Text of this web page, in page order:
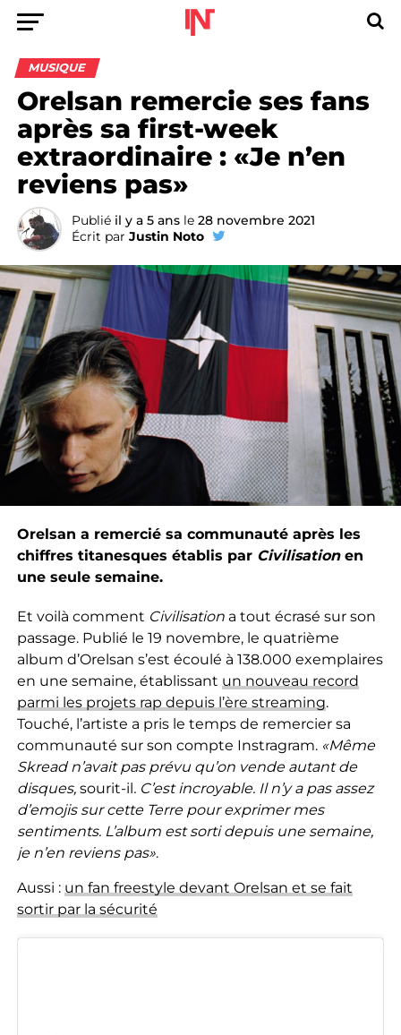
MUSIQUE
Orelsan remercie ses fans
après sa first-week
extraordinaire : «Je n’en
reviens pas»
Publié il y a 5 ans le 28 novembre 2021
Écrit par Justin Noto
Orelsan a remercié sa communauté après les
chiffres titanesques établis par Civilisation en
une seule semaine.
Et voilà comment Civilisation a tout écrasé sur son
passage. Publié le 19 novembre, le quatrième
album d’Orelsan s’est écoulé à 138.000 exemplaires
en une semaine, établissant un nouveau record
parmi les projets rap depuis l’ère streaming.
Touché, l’artiste a pris le temps de remercier sa
communauté sur son compte Instragram. «Même
Skread n’avait pas prévu qu’on vende autant de
disques, sourit-il. C’est incroyable. Il n’y a pas assez
d’emojis sur cette Terre pour exprimer mes
sentiments. L’album est sorti depuis une semaine,
je n’en reviens pas».
Aussi : un fan freestyle devant Orelsan et se fait
sortir par la sécurité